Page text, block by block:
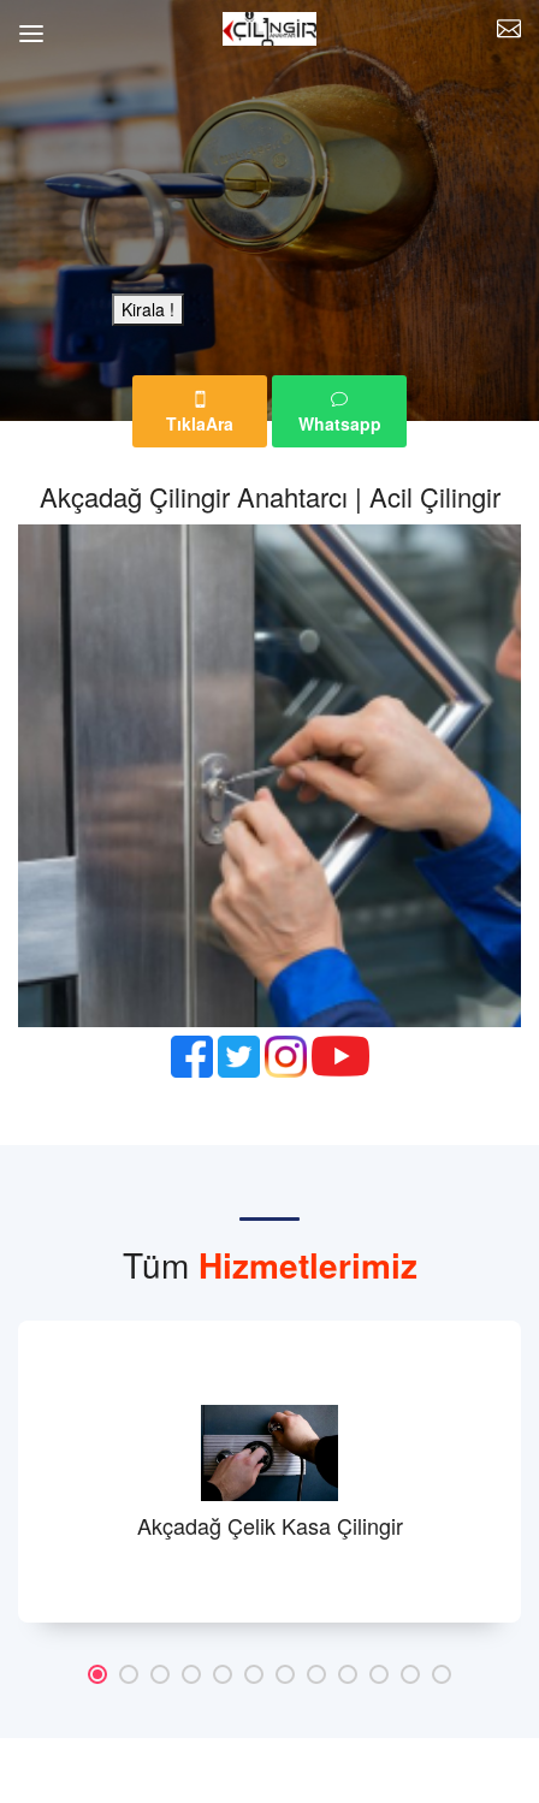
TıklaAra Whatsapp
Bu Reklam Sayfası Kiralıktır.
Kirala !
Akçadağ Çilingir Anahtarcı | Acil Çilingir
Tüm Hizmetlerimiz
Akçadağ Çelik Kasa Çilingir